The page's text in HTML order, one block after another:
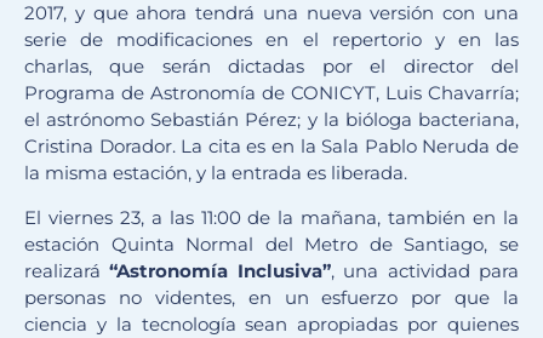
2017, y que ahora tendrá una nueva versión con una
serie de modificaciones en el repertorio y en las
charlas, que serán dictadas por el director del
Programa de Astronomía de CONICYT, Luis Chavarría;
el astrónomo Sebastián Pérez; y la bióloga bacteriana,
Cristina Dorador. La cita es en la Sala Pablo Neruda de
la misma estación, y la entrada es liberada.
El viernes 23, a las 11:00 de la mañana, también en la
estación Quinta Normal del Metro de Santiago, se
realizará“Astronomía Inclusiva”, una actividad para
personas no videntes, en un esfuerzo por que la
ciencia y la tecnología sean apropiadas por quienes